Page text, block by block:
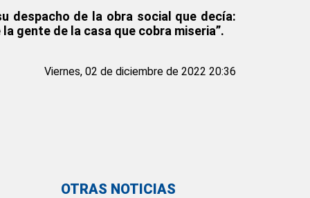
despacho de la obra social que decía:
gente de la casa que cobra miseria”.
Viernes, 02 de diciembre de 2022 20:36
OTRAS NOTICIAS